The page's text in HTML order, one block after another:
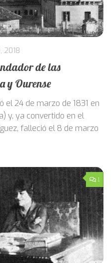
2018
de las
y Ourense
el 24 de marzo de 1831 en
y, ya convertido en el
falleció el 8 de marzo
1